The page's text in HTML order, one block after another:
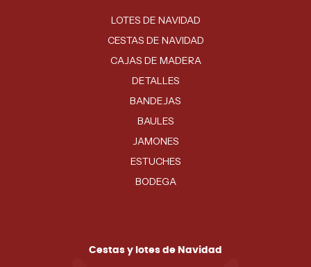
LOTES DE NAVIDAD
CESTAS DE NAVIDAD
CAJAS DE MADERA
DETALLES
BANDEJAS
BAULES
JAMONES
ESTUCHES
BODEGA
Cestas y lotes de Navidad